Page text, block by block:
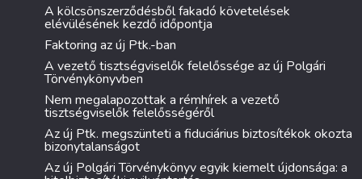
A kölcsönszerződésből fakadó követelések
elévülésének kezdő időpontja
Faktoring az új Ptk.-ban
A vezető tisztségviselők felelőssége az új Polgári
Törvénykönyvben
Nem megalapozottak a rémhírek a vezető
tisztségviselők felelősségéről
Az új Ptk. megszünteti a fiduciárius biztosítékok okozta
bizonytalanságot
Az új Polgári Törvénykönyv egyik kiemelt újdonsága: a